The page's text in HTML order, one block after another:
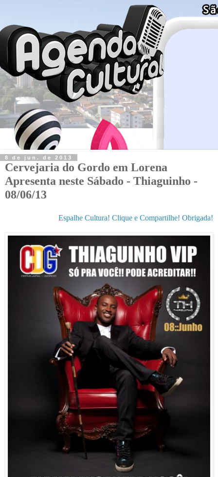
8 de jun. de 2013
Cervejaria do Gordo em Lorena
Apresenta neste Sábado - Thiaguinho -
08/06/13
Espalhe Cultura! Clique e Compartilhe! Obrigada!